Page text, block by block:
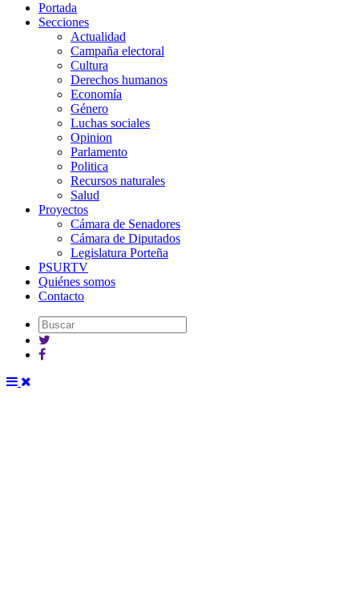
Portada
Secciones
Actualidad
Campaña electoral
Cultura
Derechos humanos
Economía
Género
Luchas sociales
Opinion
Parlamento
Politica
Recursos naturales
Salud
Proyectos
Cámara de Senadores
Cámara de Diputados
Legislatura Porteña
PSURTV
Quiénes somos
Contacto